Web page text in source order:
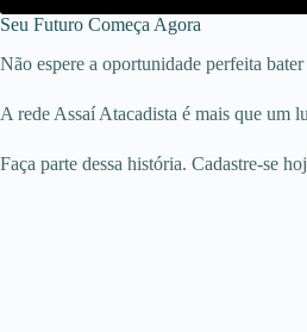
Seu Futuro Começa Agora
Não espere a oportunidade perfeita
A rede Assaí Atacadista é mais que um
Faça parte dessa história. Cadastre-se